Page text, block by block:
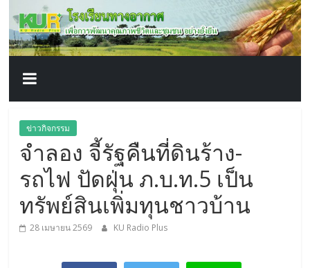
content
โรงเรียน
ทาง
อากาศ​
เพื่อ
พัฒนา
คุณภาพ
ชีวิต
ข่าวกิจกรรม
จำลอง จี้รัฐคืนที่ดินร้าง-
รถไฟ ปัดฝุ่น ภ.บ.ท.5 เป็น
ทรัพย์สินเพิ่มทุนชาวบ้าน
28 เมษายน 2569 KU Radio Plus